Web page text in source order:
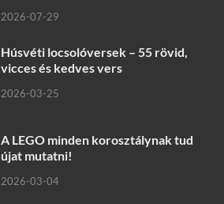
2026-07-29
Húsvéti locsolóversek – 55 rövid,
vicces és kedves vers
2026-03-25
A LEGO minden korosztálynak tud
újat mutatni!
2026-03-04